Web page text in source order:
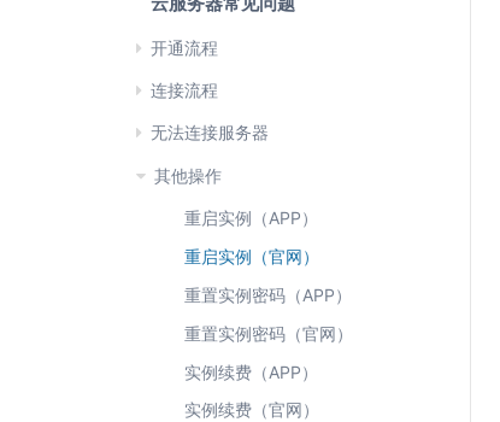
开通流程
连接流程
无法连接服务器
其他操作
重启实例（APP）
重启实例（官网）
重置实例密码（APP）
重置实例密码（官网）
实例续费（APP）
实例续费（官网）